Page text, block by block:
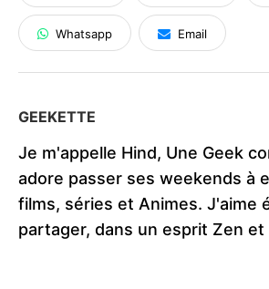
Whatsapp Email
GEEKETTE
Je m'appelle Hind, Une Geek
adore passer ses weekends à
films, séries et Animes. J'aime
partager, dans un esprit Zen et